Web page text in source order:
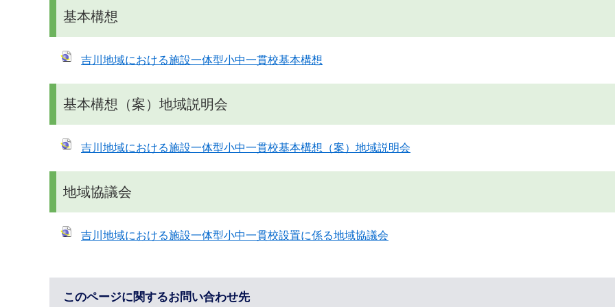
基本構想
吉川地域における施設一体型小中一貫校基本構想
基本構想（案）地域説明会
吉川地域における施設一体型小中一貫校基本構想（案）地域説明会
地域協議会
吉川地域における施設一体型小中一貫校設置に係る地域協議会
このページに関するお問い合わせ先